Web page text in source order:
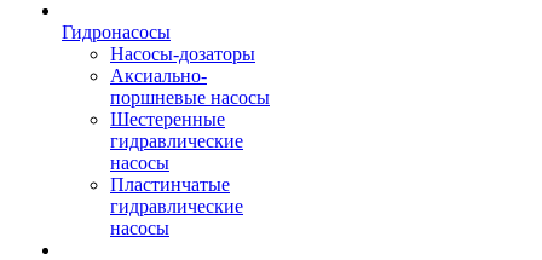
Гидронасосы
Насосы-дозаторы
Аксиально-
поршневые насосы
Шестеренные
гидравлические
насосы
Пластинчатые
гидравлические
насосы